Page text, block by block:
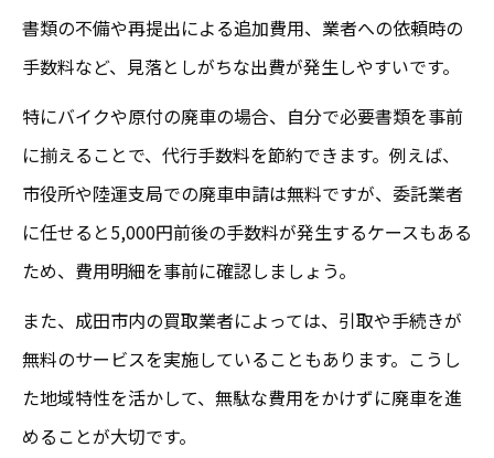
書類の不備や再提出による追加費用、業者への依頼時の
手数料など、見落としがちな出費が発生しやすいです。
特にバイクや原付の廃車の場合、自分で必要書類を事前
に揃えることで、代行手数料を節約できます。例えば、
市役所や陸運支局での廃車申請は無料ですが、委託業者
に任せると5,000円前後の手数料が発生するケースもある
ため、費用明細を事前に確認しましょう。
また、成田市内の買取業者によっては、引取や手続きが
無料のサービスを実施していることもあります。こうし
た地域特性を活かして、無駄な費用をかけずに廃車を進
めることが大切です。